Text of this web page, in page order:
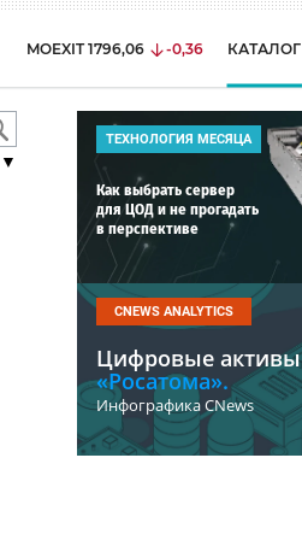
MOEXIT 1796,06 -0,36 КАТАЛОГ
ТЕХНОЛОГИЯ МЕСЯЦА
Как выбрать сервер
для ЦОД и не прогадать
в перспективе
CNEWS ANALYTICS
Цифровые активы
«Росатома».
Инфографика CNews